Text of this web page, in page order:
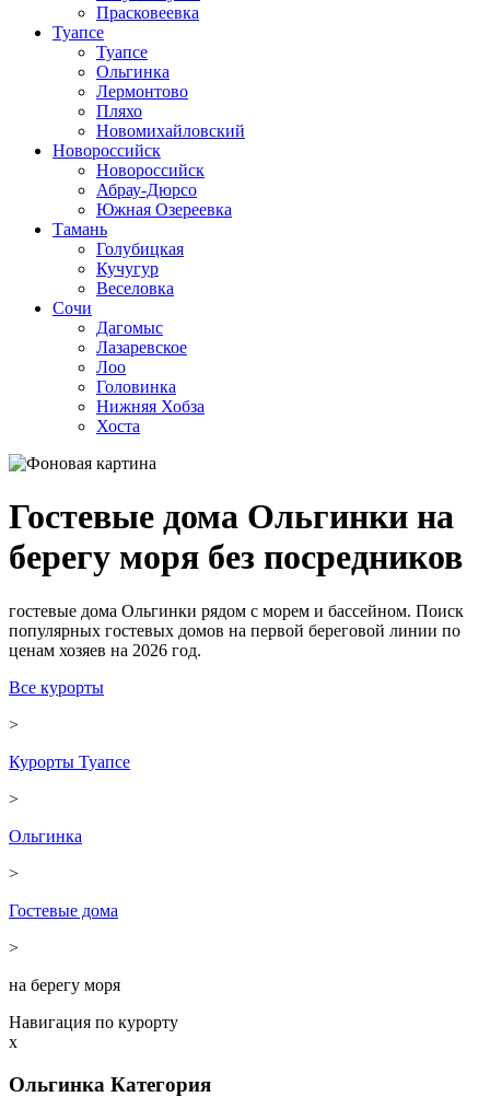
Прасковеевка
Туапсе
Туапсе
Ольгинка
Лермонтово
Пляхо
Новомихайловский
Новороссийск
Новороссийск
Абрау-Дюрсо
Южная Озереевка
Тамань
Голубицкая
Кучугур
Веселовка
Сочи
Дагомыс
Лазаревское
Лоо
Головинка
Нижняя Хобза
Хоста
Гостевые дома Ольгинки на
берегу моря без посредников
гостевые дома Ольгинки рядом с морем и бассейном. Поиск
популярных гостевых домов на первой береговой линии по
ценам хозяев на 2026 год.
Все курорты
>
Курорты Туапсе
>
Ольгинка
>
Гостевые дома
>
на берегу моря
Навигация по курорту
x
Ольгинка Категория